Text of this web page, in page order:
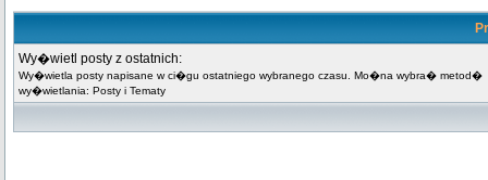
Wy�wietl posty z ostatnich:
Wy�wietla posty napisane w ci�gu ostatniego wybranego czasu. Mo�na wybra� metod�
wy�wietlania: Posty i Tematy